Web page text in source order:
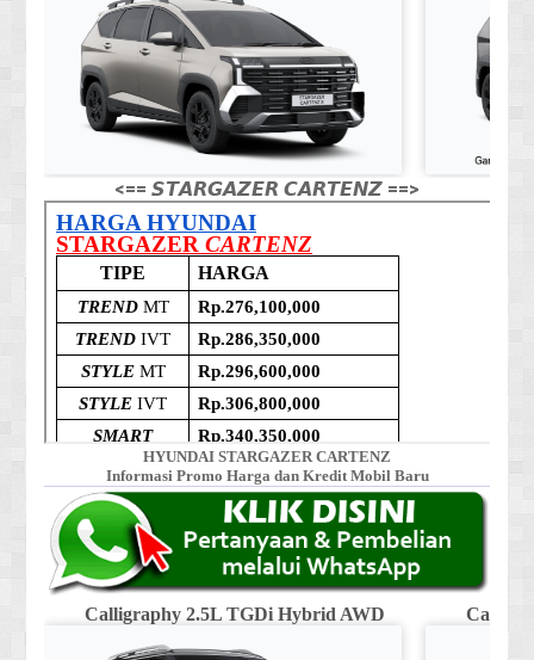
<== 𝙎𝙏𝘼𝙍𝙂𝘼𝙕𝙀𝙍 𝘾𝘼𝙍𝙏𝙀𝙉𝙕 ==>
HYUNDAI STARGAZER CARTENZ
Informasi Promo Harga dan Kredit Mobil Baru
Calligraphy 2.5L TGDi Hybrid AWD